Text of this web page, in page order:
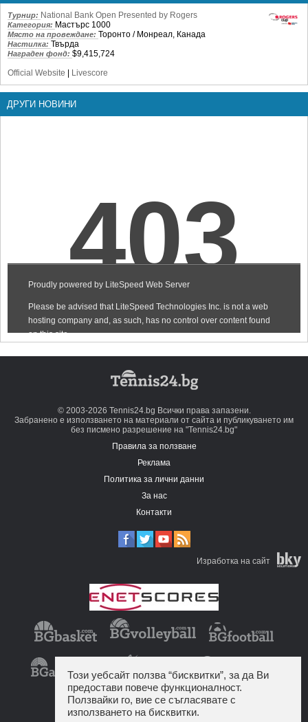
Турнир: National Bank Open Presented by Rogers
Категория: Мастърс 1000
Място на провеждане: Торонто / Монреал, Канада
Настилка: Твърда
Награден фонд: $9,415,724
Official Website
Livescore
ДРУГИ НОВИНИ
© 2003-2026 Tennis24.bg Всички права запазени.
Забранено е използването на материали от сайта и публикуването им
без писмено разрешение на "Tennis24.bg"
Правила за ползване
Реклама
Политика за лични данни
За нас
Контакти
Изработка на сайт
Този уебсайт ползва “бисквитки”, за да Ви
предостави повече функционалност.
Ползвайки го, вие се съгласявате с
използването на бисквитки.